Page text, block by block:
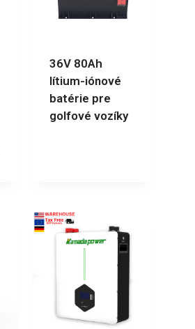
36V 80Ah
lítium-iónové
batérie pre
golfové vozíky